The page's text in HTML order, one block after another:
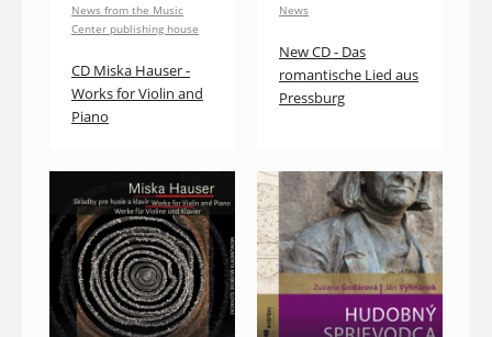
News from the Music
Center publishing house
CD Miska Hauser -
Works for Violin and
Piano
News
New CD - Das
romantische Lied aus
Pressburg